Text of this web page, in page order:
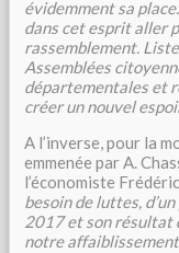
évidemment sa
dans cet esprit aller
rassemblement.
Assemblées
départementales et
créer un nouvel
A l’inverse, pour la
emmenée par A.
l’économiste
besoin de luttes,
2017 et son résultat
notre